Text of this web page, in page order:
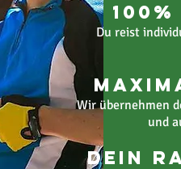
Du reist
Wir übernehmen
und
Dein